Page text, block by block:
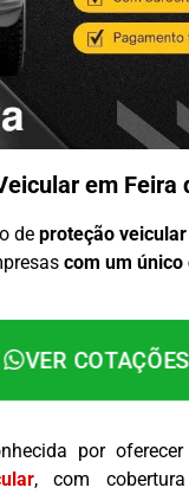
em Feira
de proteção veicular
com um único
VER COTAÇÕES
por
, com